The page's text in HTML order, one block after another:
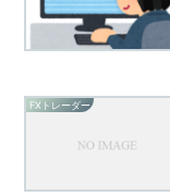
FXトレーダー